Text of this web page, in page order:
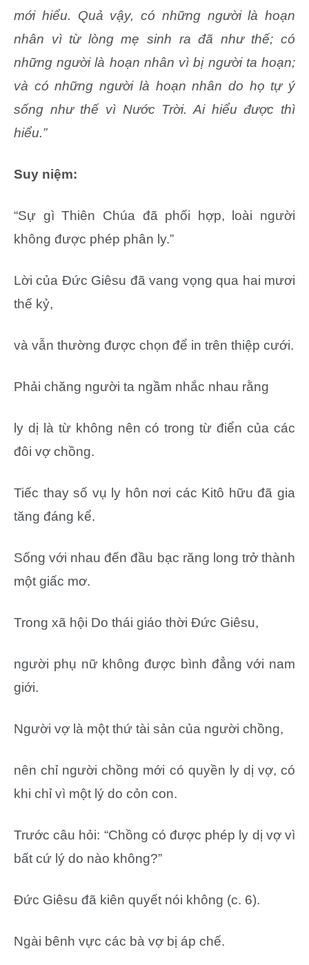
mới hiểu. Quả vậy, có những người là hoạn
nhân vì từ lòng mẹ sinh ra đã như thế; có
những người là hoạn nhân vì bị người ta hoạn;
và có những người là hoạn nhân do họ tự ý
sống như thế vì Nước Trời. Ai hiểu được thì
hiểu.”
Suy niệm:
“Sự gì Thiên Chúa đã phối hợp, loài người
không được phép phân ly.”
Lời của Đức Giêsu đã vang vọng qua hai mươi
thế kỷ,
và vẫn thường được chọn để in trên thiệp cưới.
Phải chăng người ta ngầm nhắc nhau rằng
ly dị là từ không nên có trong từ điển của các
đôi vợ chồng.
Tiếc thay số vụ ly hôn nơi các Kitô hữu đã gia
tăng đáng kể.
Sống với nhau đến đầu bạc răng long trở thành
một giấc mơ.
Trong xã hội Do thái giáo thời Đức Giêsu,
người phụ nữ không được bình đẳng với nam
giới.
Người vợ là một thứ tài sản của người chồng,
nên chỉ người chồng mới có quyền ly dị vợ, có
khi chỉ vì một lý do cỏn con.
Trước câu hỏi: “Chồng có được phép ly dị vợ vì
bất cứ lý do nào không?”
Đức Giêsu đã kiên quyết nói không (c. 6).
Ngài bênh vực các bà vợ bị áp chế.